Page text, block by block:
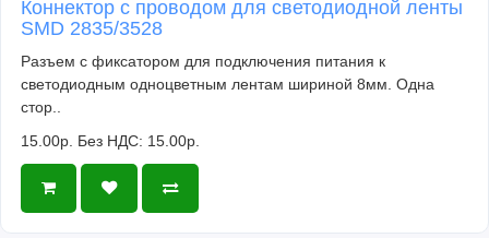
Коннектор с проводом для светодиодной ленты
SMD 2835/3528
Разъем с фиксатором для подключения питания к
светодиодным одноцветным лентам шириной 8мм. Одна
стор..
15.00р. Без НДС: 15.00р.